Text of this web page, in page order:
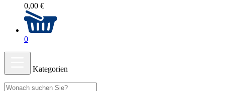
0,00 €
0
Kategorien